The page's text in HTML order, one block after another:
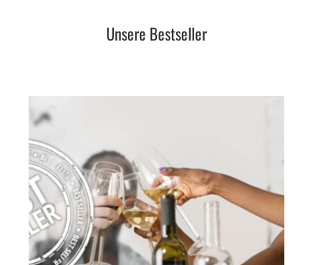
Unsere Bestseller